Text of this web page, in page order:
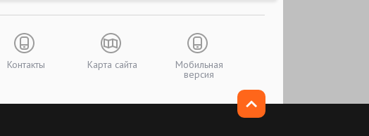
Контакты Карта сайта Мобильная
версия